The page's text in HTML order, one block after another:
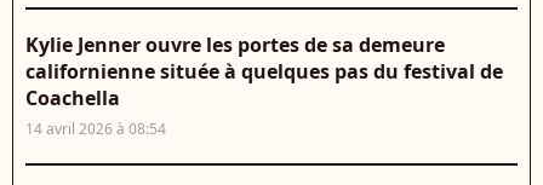
Kylie Jenner ouvre les portes de sa demeure
californienne située à quelques pas du festival de
Coachella
14 avril 2026 à 08:54